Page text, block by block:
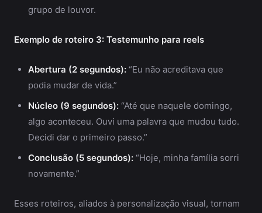
grupo de louvor.
Exemplo de roteiro 3: Testemunho para reels
Abertura (2 segundos): “Eu não acreditava que
podia mudar de vida.”
Núcleo (9 segundos): “Até que naquele domingo,
algo aconteceu. Ouvi uma palavra que mudou tudo.
Decidi dar o primeiro passo.”
Conclusão (5 segundos): “Hoje, minha família sorri
novamente.”
Esses roteiros, aliados à personalização visual, tornam